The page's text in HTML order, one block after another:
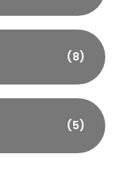
(8)
(5)